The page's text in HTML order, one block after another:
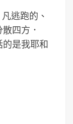
逃跑的、
四方．
的是我耶和